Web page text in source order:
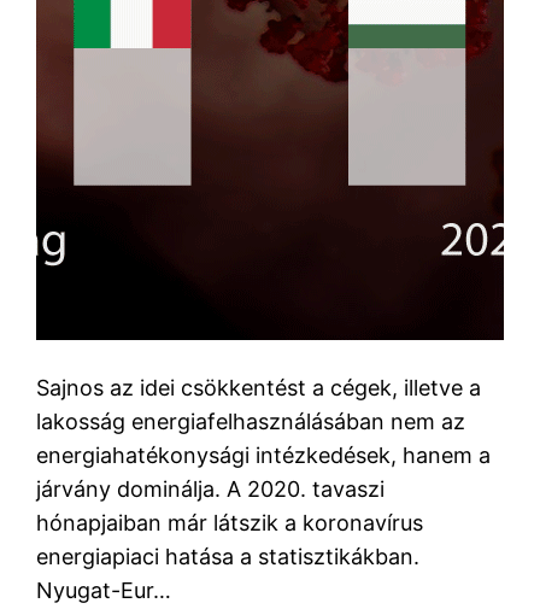
Sajnos az idei csökkentést a cégek, illetve a
lakosság energiafelhasználásában nem az
energiahatékonysági intézkedések, hanem a
járvány dominálja. A 2020. tavaszi
hónapjaiban már látszik a koronavírus
energiapiaci hatása a statisztikákban.
Nyugat-Eur…